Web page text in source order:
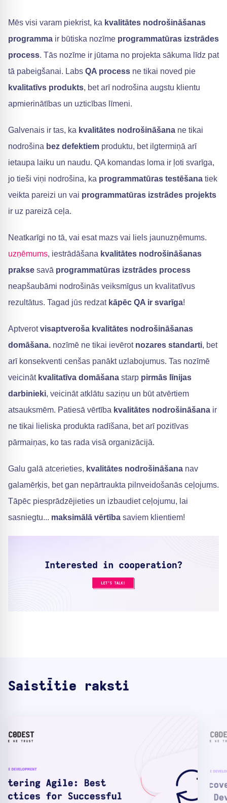
Mēs visi varam piekrist, ka kvalitātes nodrošināšanas
programma ir būtiska nozīme programmatūras izstrādes
process. Tās nozīme ir jūtama no projekta sākuma līdz pat
tā pabeigšanai. Labs QA process ne tikai noved pie
kvalitatīvs produkts, bet arī nodrošina augstu klientu
apmierinātības un uzticības līmeni.
Galvenais ir tas, ka kvalitātes nodrošināšana ne tikai
nodrošina bez defektiem produktu, bet ilgtermiņā arī
ietaupa laiku un naudu. QA komandas loma ir ļoti svarīga,
jo tieši viņi nodrošina, ka programmatūras testēšana tiek
veikta pareizi un vai programmatūras izstrādes projekts
ir uz pareizā ceļa.
Neatkarīgi no tā, vai esat mazs vai liels jaunuzņēmums.
uzņēmums, iestrādāšana kvalitātes nodrošināšanas
prakse savā programmatūras izstrādes process
neapšaubāmi nodrošinās veiksmīgus un kvalitatīvus
rezultātus. Tagad jūs redzat kāpēc QA ir svarīga!
Aptverotvisaptveroša kvalitātes nodrošināšanas
domāšana. nozīmē ne tikai ievērot nozares standarti, bet
arī konsekventi cenšas panākt uzlabojumus. Tas nozīmē
veicināt kvalitatīva domāšana starp pirmās līnijas
darbinieki, veicināt atklātu saziņu un būt atvērtiem
atsauksmēm. Patiesā vērtība kvalitātes nodrošināšana ir
ne tikai lieliska produkta radīšana, bet arī pozitīvas
pārmaiņas, ko tas rada visā organizācijā.
Galu galā atcerieties, kvalitātes nodrošināšana nav
galamērķis, bet gan nepārtraukta pilnveidošanās ceļojums.
Tāpēc piesprādzējieties un izbaudiet ceļojumu, lai
sasniegtu... maksimālā vērtība saviem klientiem!
Saistītie raksti